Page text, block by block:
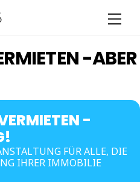
-ABER
-
FÜR ALLE, DIE
IHRER IMMOBILIE